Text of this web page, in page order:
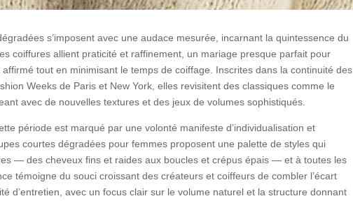
s’imposent avec une audace mesurée, incarnant la quintessence du
coiffures allient praticité et raffinement, un mariage presque parfait pour
tout en minimisant le temps de coiffage. Inscrites dans la continuité des
Weeks de Paris et New York, elles revisitent des classiques comme le
avec de nouvelles textures et des jeux de volumes sophistiqués.
période est marqué par une volonté manifeste d’individualisation et
courtes dégradées pour femmes proposent une palette de styles qui
— des cheveux fins et raides aux boucles et crépus épais — et à toutes les
témoigne du souci croissant des créateurs et coiffeurs de combler l’écart
d’entretien, avec un focus clair sur le volume naturel et la structure donnant